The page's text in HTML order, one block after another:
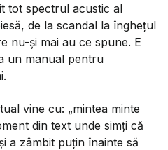
tot spectrul acustic al
de la scandal la înghețul
nu-și mai au ce spune. E
un manual pentru
vine cu: „mintea minte
din text unde simți că
a zâmbit puțin înainte să